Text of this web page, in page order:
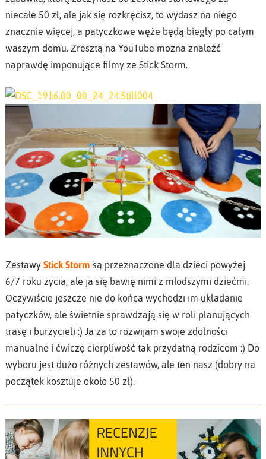
niecałe 50 zł, ale jak się rozkręcisz, to wydasz na niego
znacznie więcej, a patyczkowe węże będą biegły po całym
waszym domu. Zresztą na YouTube można znaleźć
naprawdę imponujące filmy ze Stick Storm.
Zestawy Stick Storm są przeznaczone dla dzieci powyżej
6/7 roku życia, ale ja się bawię nimi z młodszymi dziećmi.
Oczywiście jeszcze nie do końca wychodzi im układanie
patyczków, ale świetnie sprawdzają się w roli planujących
trasę i burzycieli :) Ja za to rozwijam swoje zdolności
manualne i ćwiczę cierpliwość tak przydatną rodzicom :) Do
wyboru jest dużo różnych zestawów, ale ten nasz (dobry na
początek kosztuje około 50 zł).